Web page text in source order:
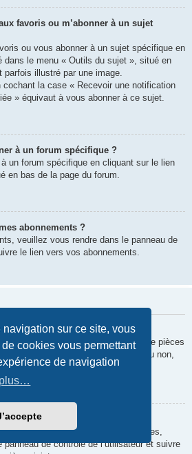
navigation sur ce site, vous
cookies vous permettant
de navigation
favoris ou m’abonner à un sujet
ou vous abonner à un sujet spécifique en
dans le menu « Outils du sujet », situé en
illustré par une image.
cochant la case « Recevoir une notification
» équivaut à vous abonner à ce sujet.
à un forum spécifique ?
un forum spécifique en cliquant sur le lien
en bas de la page du forum.
abonnements ?
veuillez vous rendre dans le panneau de
le lien vers vos abonnements.
autorisées sur ce forum ?
autoriser ou interdire certains types de pièces
de savoir ce qui est autorisé ou non,
un administrateur du forum.
toutes mes pièces jointes ?
jointes que vous avez transférées,
de contrôle de l’utilisateur et suivre